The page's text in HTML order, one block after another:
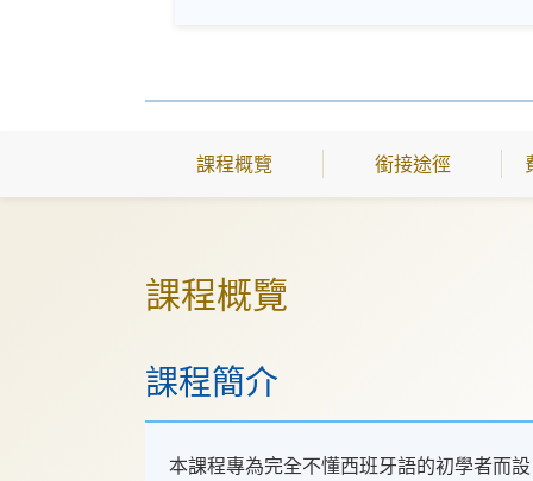
課程概覽 銜接途徑
課程概覽
課程簡介
本課程專為完全不懂西班牙語的初學者而